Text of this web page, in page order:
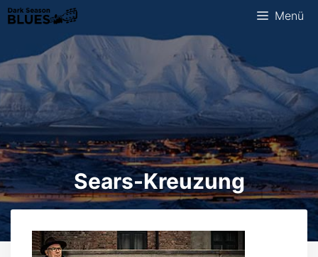
Zum
Inhalt
springen
Menü
Sears-Kreuzung